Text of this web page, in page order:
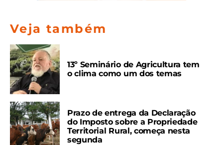
Veja também
13º Seminário de Agricultura tem
o clima como um dos temas
Prazo de entrega da Declaração
do Imposto sobre a Propriedade
Territorial Rural, começa nesta
segunda